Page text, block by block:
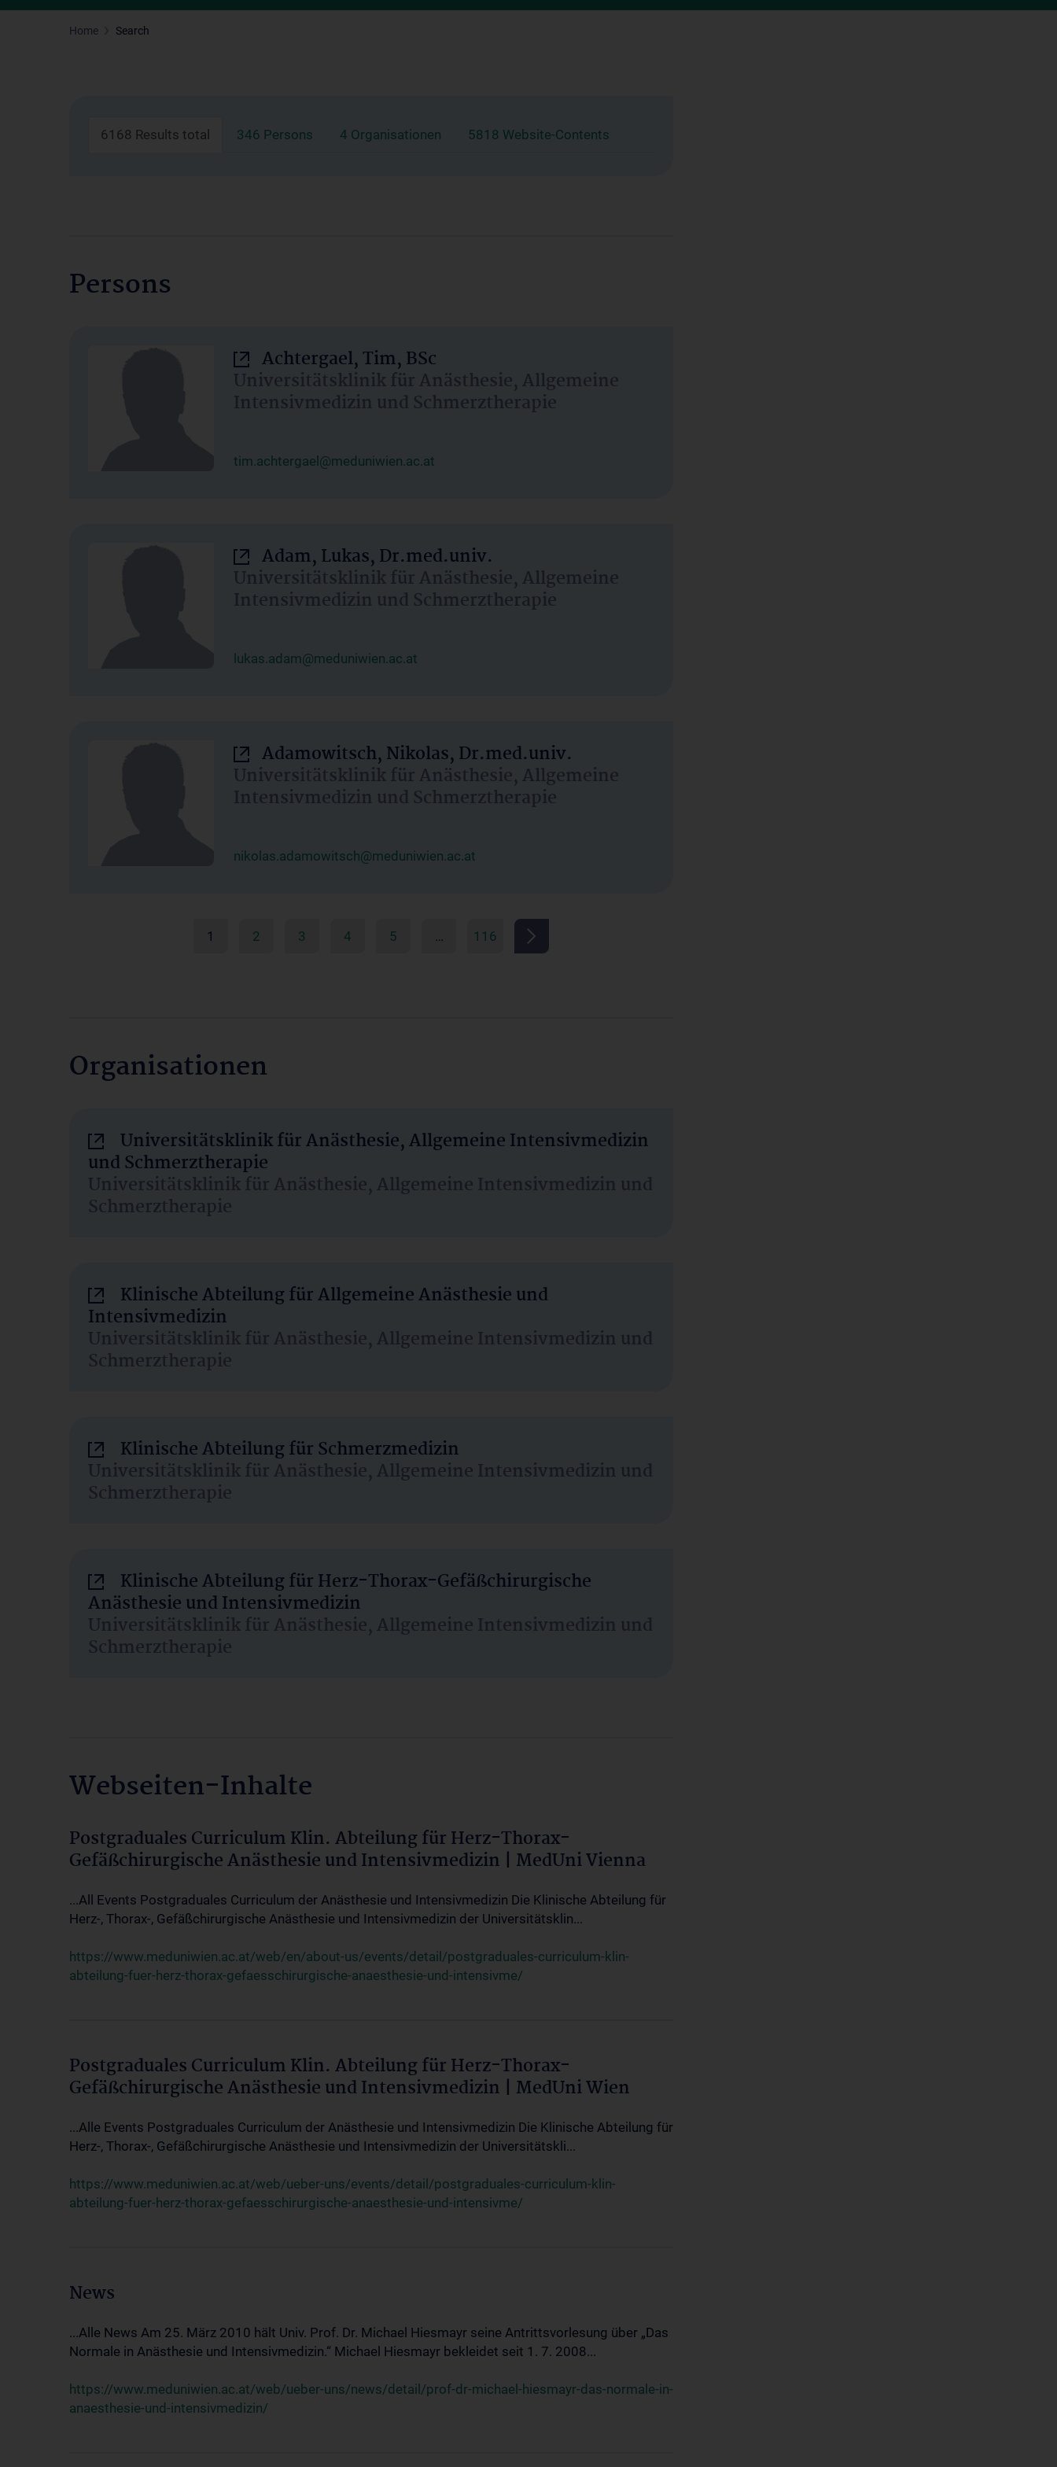
Home Search
6168 Results total 346 Persons 4 Organisationen 5818 Website-Contents
Persons
Achtergael, Tim, BSc
Universitätsklinik für Anästhesie, Allgemeine
Intensivmedizin und Schmerztherapie
tim.achtergael@meduniwien.ac.at
Adam, Lukas, Dr.med.univ.
Universitätsklinik für Anästhesie, Allgemeine
Intensivmedizin und Schmerztherapie
lukas.adam@meduniwien.ac.at
Adamowitsch, Nikolas, Dr.med.univ.
Universitätsklinik für Anästhesie, Allgemeine
Intensivmedizin und Schmerztherapie
nikolas.adamowitsch@meduniwien.ac.at
1 2 3 4 5 … 116
Organisationen
Universitätsklinik für Anästhesie, Allgemeine Intensivmedizin
und Schmerztherapie
Universitätsklinik für Anästhesie, Allgemeine Intensivmedizin und
Schmerztherapie
Klinische Abteilung für Allgemeine Anästhesie und
Intensivmedizin
Universitätsklinik für Anästhesie, Allgemeine Intensivmedizin und
Schmerztherapie
Klinische Abteilung für Schmerzmedizin
Universitätsklinik für Anästhesie, Allgemeine Intensivmedizin und
Schmerztherapie
Klinische Abteilung für Herz-Thorax-Gefäßchirurgische
Anästhesie und Intensivmedizin
Universitätsklinik für Anästhesie, Allgemeine Intensivmedizin und
Schmerztherapie
Webseiten-Inhalte
Postgraduales Curriculum Klin. Abteilung für Herz-Thorax-
Gefäßchirurgische Anästhesie und Intensivmedizin | MedUni Vienna
...All Events Postgraduales Curriculum der Anästhesie und Intensivmedizin Die Klinische Abteilung für
Herz-, Thorax-, Gefäßchirurgische Anästhesie und Intensivmedizin der Universitätsklin...
https://www.meduniwien.ac.at/web/en/about-us/events/detail/postgraduales-curriculum-klin-
abteilung-fuer-herz-thorax-gefaesschirurgische-anaesthesie-und-intensivme/
Postgraduales Curriculum Klin. Abteilung für Herz-Thorax-
Gefäßchirurgische Anästhesie und Intensivmedizin | MedUni Wien
...Alle Events Postgraduales Curriculum der Anästhesie und Intensivmedizin Die Klinische Abteilung für
Herz-, Thorax-, Gefäßchirurgische Anästhesie und Intensivmedizin der Universitätskli...
https://www.meduniwien.ac.at/web/ueber-uns/events/detail/postgraduales-curriculum-klin-
abteilung-fuer-herz-thorax-gefaesschirurgische-anaesthesie-und-intensivme/
News
...Alle News Am 25. März 2010 hält Univ. Prof. Dr. Michael Hiesmayr seine Antrittsvorlesung über „Das
Normale in Anästhesie und Intensivmedizin.“ Michael Hiesmayr bekleidet seit 1. 7. 2008...
https://www.meduniwien.ac.at/web/ueber-uns/news/detail/prof-dr-michael-hiesmayr-das-normale-in-
anaesthesie-und-intensivmedizin/